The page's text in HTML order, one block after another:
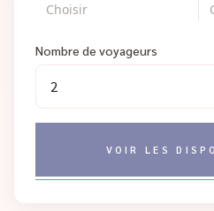
Choisir
Nombre de voyageurs
VOIR LES